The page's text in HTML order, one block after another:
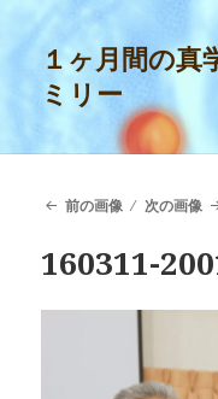
１ヶ月間の真
ミリー
前の画像
次の画像
160311-